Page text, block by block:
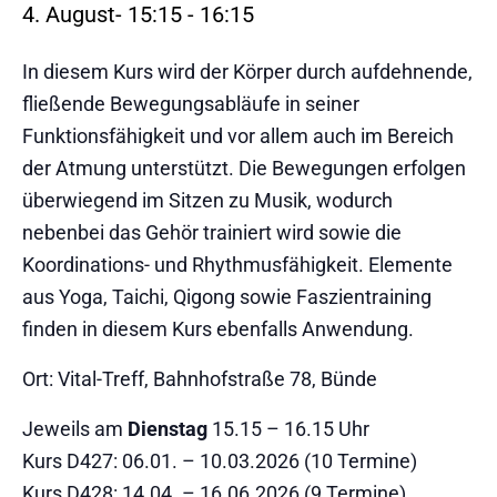
4. August- 15:15 - 16:15
In diesem Kurs wird der Körper durch aufdehnende,
fließende Bewegungsabläufe in seiner
Funktionsfähigkeit und vor allem auch im Bereich
der Atmung unterstützt. Die Bewegungen erfolgen
überwiegend im Sitzen zu Musik, wodurch
nebenbei das Gehör trainiert wird sowie die
Koordinations- und Rhythmusfähigkeit. Elemente
aus Yoga, Taichi, Qigong sowie Faszientraining
finden in diesem Kurs ebenfalls Anwendung.
Ort: Vital-Treff, Bahnhofstraße 78, Bünde
Jeweils am Dienstag 15.15 – 16.15 Uhr
Kurs D427: 06.01. – 10.03.2026 (10 Termine)